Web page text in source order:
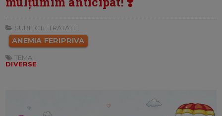
SUBIECTE TRATATE:
ANEMIA FERIPRIVA
TEMA:
DIVERSE